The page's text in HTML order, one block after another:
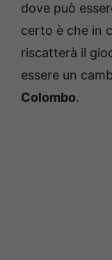
dove può
certo è che in
riscatterà il
essere un
Colombo.